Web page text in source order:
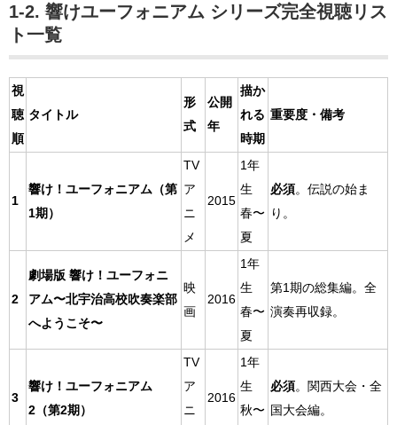
1-2. 響けユーフォニアム シリーズ完全視聴リス
ト一覧
視
聴
順
タイトル
形
式
公開
年
描か
れる
時期
重要度・備考
1
響け！ユーフォニアム（第
1期）
TV
ア
ニ
メ
2015
1年
生
春〜
夏
必須。伝説の始ま
り。
2
劇場版 響け！ユーフォニ
アム〜北宇治高校吹奏楽部
へようこそ〜
映
画
2016
1年
生
春〜
夏
第1期の総集編。全
演奏再収録。
3
響け！ユーフォニアム
2（第2期）
TV
ア
ニ
2016
1年
生
秋〜
必須。関西大会・全
国大会編。